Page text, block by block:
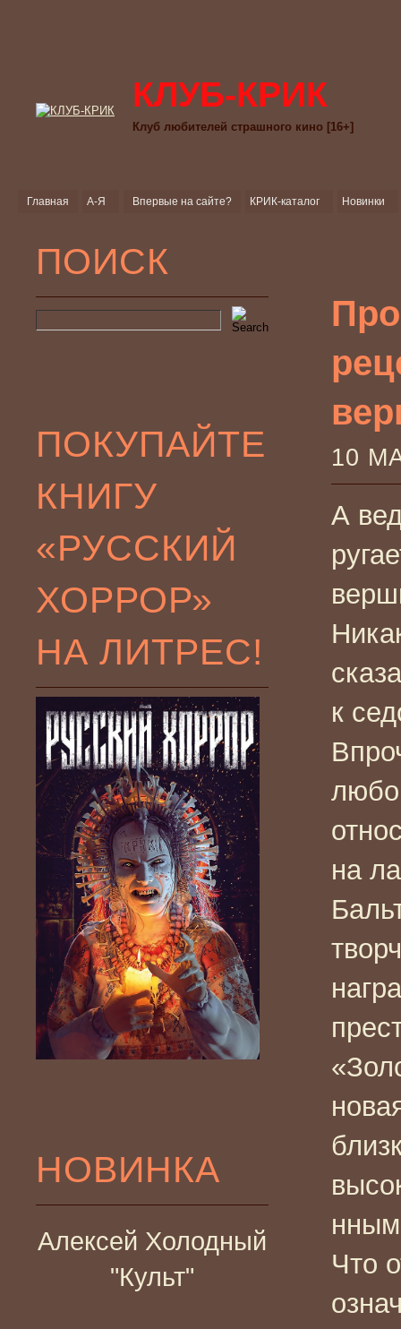
КЛУБ-КРИК
Клуб любителей страшного кино [16+]
Главная А-Я Впервые на сайте? КРИК-каталог Новинки
ПОИСК
ПОКУПАЙТЕ
КНИГУ
«РУССКИЙ
ХОРРОР»
НА ЛИТРЕС!
НОВИНКА
Алексей Холодный
"Культ"
10
А
к
на
Что